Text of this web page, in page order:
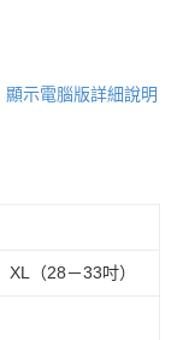
顯示電腦版詳細說明
（28－33吋）